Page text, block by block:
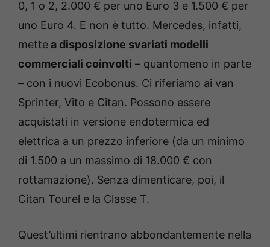
0, 1 o 2, 2.000 € per uno Euro 3 e 1.500 € per
uno Euro 4. E non è tutto. Mercedes, infatti,
mettea disposizione svariati modelli
commerciali coinvolti – quantomeno in parte
– con i nuovi Ecobonus. Ci riferiamo ai van
Sprinter, Vito e Citan. Possono essere
acquistati in versione endotermica ed
elettrica a un prezzo inferiore (da un minimo
di 1.500 a un massimo di 18.000 € con
rottamazione). Senza dimenticare, poi, il
Citan Tourel e la Classe T.
Quest’ultimi rientrano abbondantemente nella